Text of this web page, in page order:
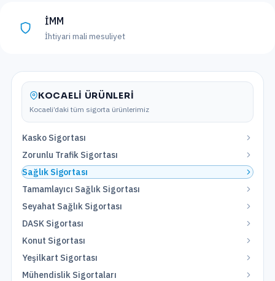
İMM
İhtiyari mali mesuliyet
KOCAELI ÜRÜNLERI
Kocaeli’daki tüm sigorta ürünlerimiz
Kasko Sigortası
Zorunlu Trafik Sigortası
Sağlık Sigortası
Tamamlayıcı Sağlık Sigortası
Seyahat Sağlık Sigortası
DASK Sigortası
Konut Sigortası
Yeşilkart Sigortası
Mühendislik Sigortaları